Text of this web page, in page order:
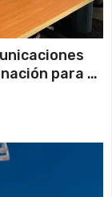
para el